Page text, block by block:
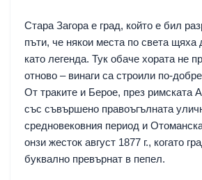
Стара Загора е град, който е бил
пъти, че някои места по света щяха
като легенда. Тук обаче хората не
отново – винаги са строили по-
От траките и Берое, през римската
със съвършено правоъгълната
средновековния период и
онзи жесток август 1877 г., когато
буквално превърнат в пепел.